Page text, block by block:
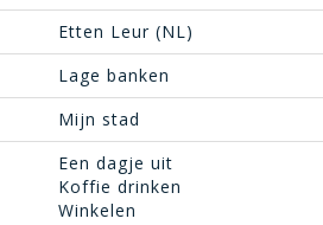
Etten Leur (NL)
Lage banken
Mijn stad
Een dagje uit
Koffie drinken
Winkelen